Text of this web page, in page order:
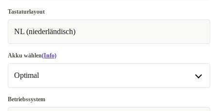
Tastaturlayout
NL (niederländisch)
Akku wählen(Info)
Optimal
Optimal
Betriebssystem